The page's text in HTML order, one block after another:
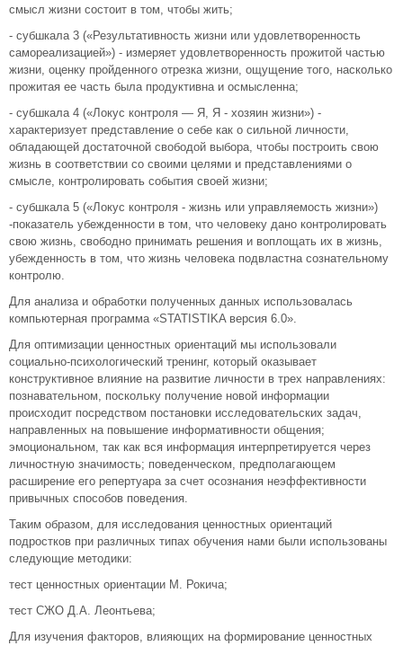
смысл жизни состоит в том, чтобы жить;
- субшкала 3 («Результативность жизни или удовлетворенность
самореализацией») - измеряет удовлетворенность прожитой частью
жизни, оценку пройденного отрезка жизни, ощущение того, насколько
прожитая ее часть была продуктивна и осмысленна;
- субшкала 4 («Локус контроля — Я, Я - хозяин жизни») -
характеризует представление о себе как о сильной личности,
обладающей достаточной свободой выбора, чтобы построить свою
жизнь в соответствии со своими целями и представлениями о
смысле, контролировать события своей жизни;
- субшкала 5 («Локус контроля - жизнь или управляемость жизни»)
-показатель убежденности в том, что человеку дано контролировать
свою жизнь, свободно принимать решения и воплощать их в жизнь,
убежденность в том, что жизнь человека подвластна сознательному
контролю.
Для анализа и обработки полученных данных использовалась
компьютерная программа «STATISTIKA версия 6.0».
Для оптимизации ценностных ориентаций мы использовали
социально-психологический тренинг, который оказывает
конструктивное влияние на развитие личности в трех направлениях:
познавательном, поскольку получение новой информации
происходит посредством постановки исследовательских задач,
направленных на повышение информативности общения;
эмоциональном, так как вся информация интерпретируется через
личностную значимость; поведенческом, предполагающем
расширение его репертуара за счет осознания неэффективности
привычных способов поведения.
Таким образом, для исследования ценностных ориентаций
подростков при различных типах обучения нами были использованы
следующие методики:
тест ценностных ориентации М. Рокича;
тест СЖО Д.А. Леонтьева;
Для изучения факторов, влияющих на формирование ценностных